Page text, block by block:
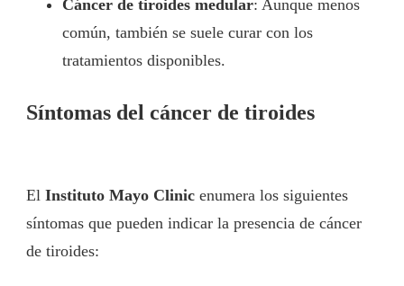
Cáncer de tiroides medular: Aunque menos
común, también se suele curar con los
tratamientos disponibles.
Síntomas del cáncer de tiroides
El Instituto Mayo Clinic enumera los siguientes
síntomas que pueden indicar la presencia de cáncer
de tiroides: